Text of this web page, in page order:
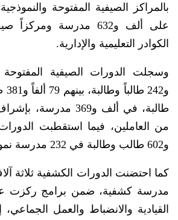
بالمراكز الصيفية المفتوحة
على ألف و632 مدرسة
الكوادر التعليمية والإدارية.
و602 طالب وطالبة في 232 مدرسة نموذجية.
مدرسة كشفية، ضمن برامج ركزت
القيادية والانضباط والعمل